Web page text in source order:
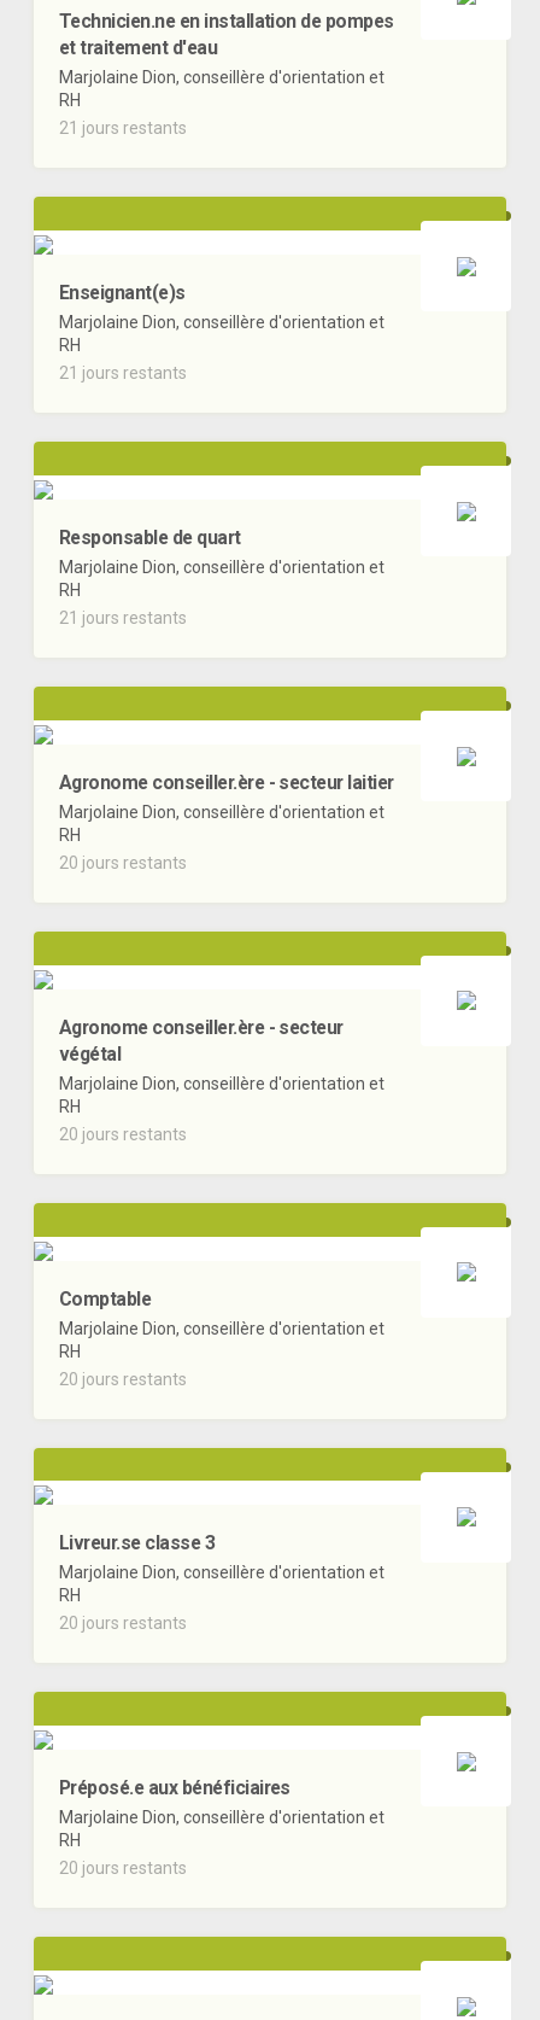
Technicien.ne en installation de pompes
et traitement d'eau
Marjolaine Dion, conseillère d'orientation et
RH
21 jours restants
Enseignant(e)s
Marjolaine Dion, conseillère d'orientation et
RH
21 jours restants
Responsable de quart
Marjolaine Dion, conseillère d'orientation et
RH
21 jours restants
Agronome conseiller.ère - secteur laitier
Marjolaine Dion, conseillère d'orientation et
RH
20 jours restants
Agronome conseiller.ère - secteur
végétal
Marjolaine Dion, conseillère d'orientation et
RH
20 jours restants
Comptable
Marjolaine Dion, conseillère d'orientation et
RH
20 jours restants
Livreur.se classe 3
Marjolaine Dion, conseillère d'orientation et
RH
20 jours restants
Préposé.e aux bénéficiaires
Marjolaine Dion, conseillère d'orientation et
RH
20 jours restants